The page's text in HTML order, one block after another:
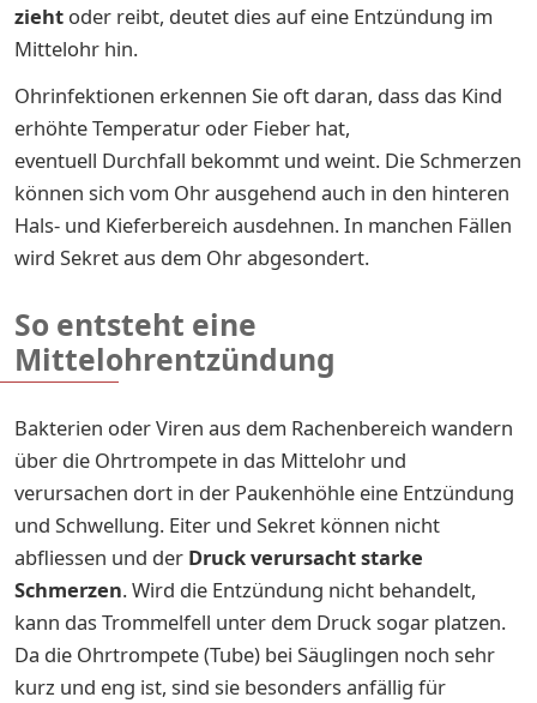
zieht oder reibt, deutet dies auf eine Entzündung im
Mittelohr hin.
Ohrinfektionen erkennen Sie oft daran, dass das Kind
erhöhte Temperatur oder Fieber hat,
eventuell Durchfall bekommt und weint. Die Schmerzen
können sich vom Ohr ausgehend auch in den hinteren
Hals- und Kieferbereich ausdehnen. In manchen Fällen
wird Sekret aus dem Ohr abgesondert.
So entsteht eine
Mittelohrentzündung
Bakterien oder Viren aus dem Rachenbereich wandern
über die Ohrtrompete in das Mittelohr und
verursachen dort in der Paukenhöhle eine Entzündung
und Schwellung. Eiter und Sekret können nicht
abfliessen und der Druck verursacht starke
Schmerzen. Wird die Entzündung nicht behandelt,
kann das Trommelfell unter dem Druck sogar platzen.
Da die Ohrtrompete (Tube) bei Säuglingen noch sehr
kurz und eng ist, sind sie besonders anfällig für